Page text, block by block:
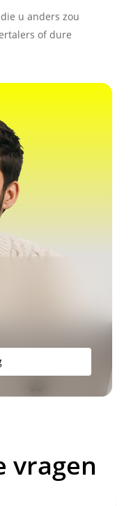
u anders zou
of dure
vragen